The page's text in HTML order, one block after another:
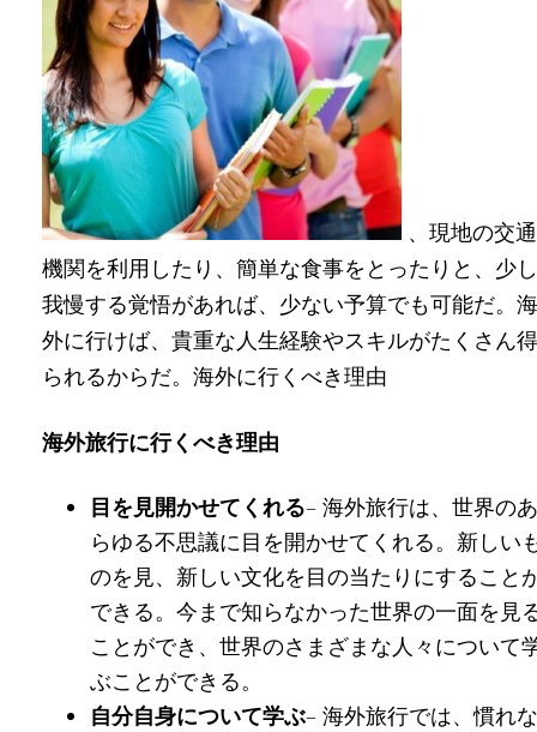
、現地の交通
機関を利用したり、簡単な食事をとったりと、少し
我慢する覚悟があれば、少ない予算でも可能だ。海
外に行けば、貴重な人生経験やスキルがたくさん得
られるからだ。海外に行くべき理由
海外旅行に行くべき理由
目を見開かせてくれる– 海外旅行は、世界のあ
らゆる不思議に目を開かせてくれる。新しい
のを見、新しい文化を目の当たりにすること
できる。今まで知らなかった世界の一面を見
ことができ、世界のさまざまな人々について
ぶことができる。
自分自身について学ぶ– 海外旅行では、慣れな